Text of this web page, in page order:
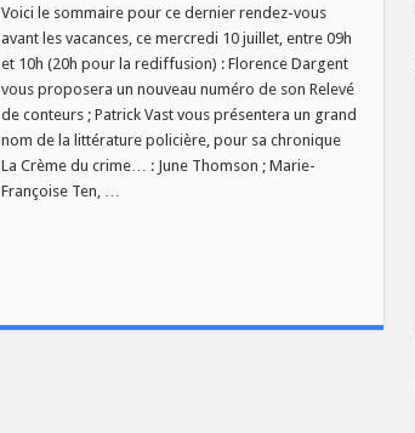
Voici le sommaire pour ce dernier rendez-vous
avant les vacances, ce mercredi 10 juillet, entre 09h
et 10h (20h pour la rediffusion) : Florence Dargent
vous proposera un nouveau numéro de son Relevé
de conteurs ; Patrick Vast vous présentera un grand
nom de la littérature policière, pour sa chronique
La Crème du crime… : June Thomson ; Marie-
Françoise Ten, …